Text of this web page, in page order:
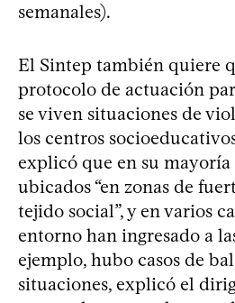
semanales).
El Sintep también quiere
protocolo de actuación
se viven situaciones de
los centros
explicó que en su mayoría
ubicados “en zonas de
tejido social”, y en varios
entorno han ingresado a
ejemplo, hubo casos de
situaciones, explicó el